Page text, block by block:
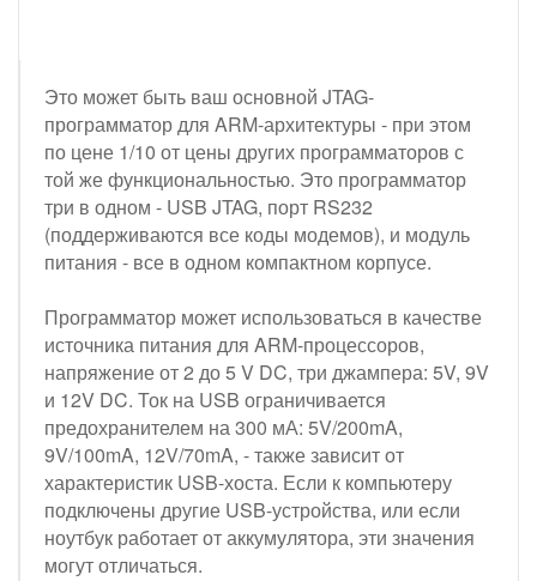
Это может быть ваш основной JTAG-
программатор для ARM-архитектуры - при этом
по цене 1/10 от цены других программаторов с
той же функциональностью. Это программатор
три в одном - USB JTAG, порт RS232
(поддерживаются все коды модемов), и модуль
питания - все в одном компактном корпусе.
Программатор может использоваться в качестве
источника питания для ARM-процессоров,
напряжение от 2 до 5 V DC, три джампера: 5V, 9V
и 12V DC. Ток на USB ограничивается
предохранителем на 300 мА: 5V/200mA,
9V/100mA, 12V/70mA, - также зависит от
характеристик USB-хоста. Если к компьютеру
подключены другие USB-устройства, или если
ноутбук работает от аккумулятора, эти значения
могут отличаться.